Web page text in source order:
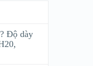
Độ dày